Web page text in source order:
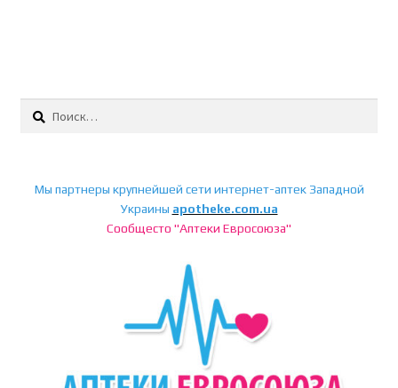
Найти:
Мы партнеры крупнейшей сети интернет-аптек Западной
Украины apotheke.com.ua
Сообщесто "Аптеки Евросоюза"